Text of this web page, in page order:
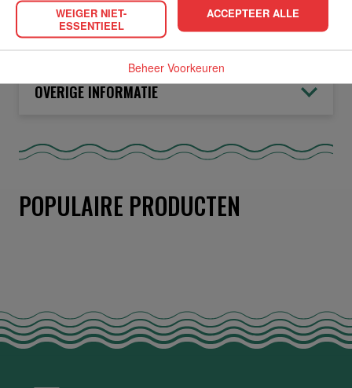
ALLERGIEËN
OVERIGE INFORMATIE
POPULAIRE PRODUCTEN
WEIGER NIET-
ESSENTIEEL
ACCEPTEER ALLE
Beheer Voorkeuren